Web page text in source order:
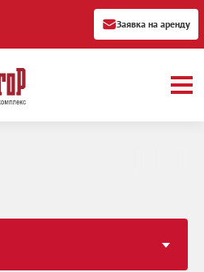
Заявка на аренду